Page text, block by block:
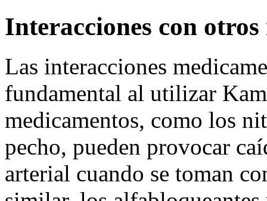
Interacciones con otros
Las interacciones
fundamental al utilizar
medicamentos, como los
pecho, pueden provocar
arterial cuando se toman